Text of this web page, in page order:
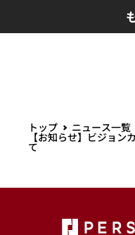
トップ ニュース一覧
【お知らせ】ビジョン
て